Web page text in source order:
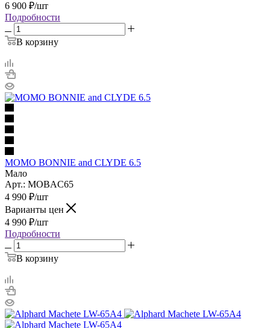
6 900 ₽/шт
Подробности
В корзину
MOMO BONNIE and CLYDE 6.5
Мало
Арт.: MOBAC65
4 990 ₽/шт
Варианты цен
4 990 ₽/шт
Подробности
В корзину